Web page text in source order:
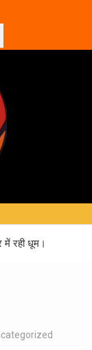
में रही धूम।